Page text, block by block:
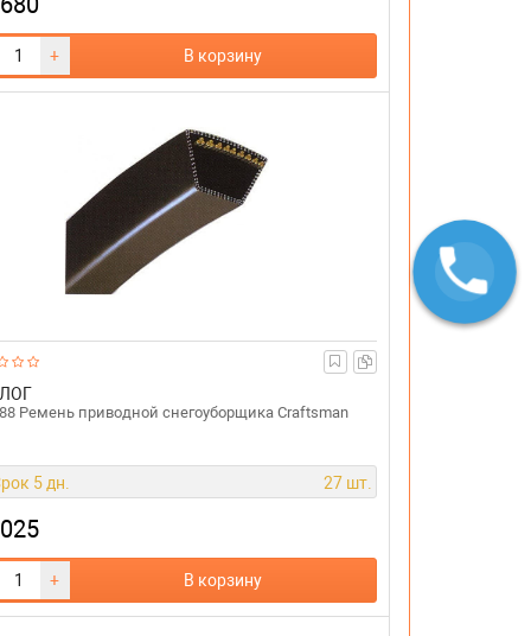
+ В корзину
Ремень приводной снегоуборщика Craftsman
5 дн. 27 шт.
+ В корзину